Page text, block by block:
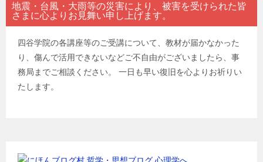
地震・台風・大雨等の災害により、被害を受けられた皆
さまに心よりお見舞い申し上げます。
四谷学院の各講座等のご受講について、教材が届かなかった
り、傷んで活用できないなどご不自由がございましたら、事
務局までご相談ください。 一日も早い復旧を心よりお祈りい
たします。